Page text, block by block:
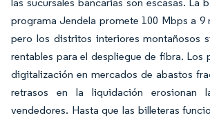
programa Jendela promete 100 Mbps a 9
pero los distritos interiores montañosos
rentables para el despliegue de fibra. Los
digitalización en mercados de abastos
retrasos en la liquidación erosionan
vendedores. Hasta que las billeteras